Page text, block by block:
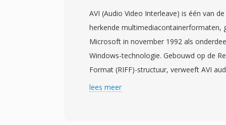
AVI (Audio Video Interleave) is één van
herkende multimediacontainerformaten,
Microsoft in november 1992 als
Windows-technologie. Gebouwd op de
Format (RIFF)-structuur, verweeft AVI
afwisselende chunks, wat
lees meer